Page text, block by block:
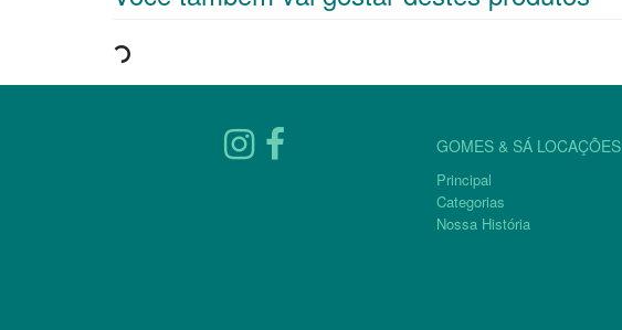
GOMES & SÁ LOCAÇÕES
Principal
Categorias
Nossa História